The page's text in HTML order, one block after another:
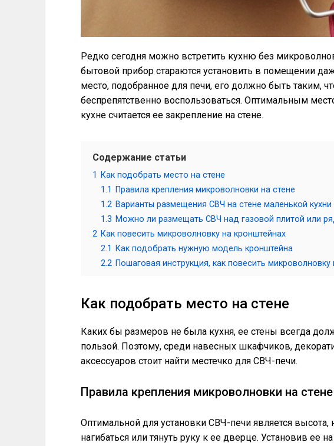
Редко сегодня можно встретить кухню без
бытовой прибор стараются установить в помещении
место, подобранное для печи, его должно быть
беспрепятственно воспользоваться. Оптимальным
кухне считается ее закрепление на стене.
Содержание статьи
1
Как подобрать место на стене
1.1
Правила крепления микроволновки на стене
1.2 Варианты размещения СВЧ на стене маленькой кухни
1.3 Можно ли размещать СВЧ над газовой плитой или
2 Как повесить микроволновку на кронштейнах
2.1
Как подобрать нужную модель кронштейна
2.2 Пошаговая инструкция, как повесить микроволновку
Как подобрать место на стене
Каких бы размеров не была кухня, ее стены всегда
пользой. Поэтому, среди навесных шкафчиков,
аксессуаров стоит найти местечко для СВЧ-печи.
Правила крепления микроволновки на стене
Оптимальной для установки СВЧ-печи является высота,
нагибаться или тянуть руку к ее дверце. Установив ее